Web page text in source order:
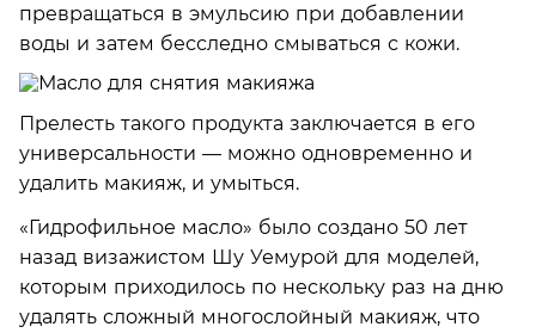
превращаться в эмульсию при добавлении
воды и затем бесследно смываться с кожи.
Прелесть такого продукта заключается в его
универсальности — можно одновременно и
удалить макияж, и умыться.
«Гидрофильное масло» было создано 50 лет
назад визажистом Шу Уемурой для моделей,
которым приходилось по нескольку раз на дню
удалять сложный многослойный макияж, что